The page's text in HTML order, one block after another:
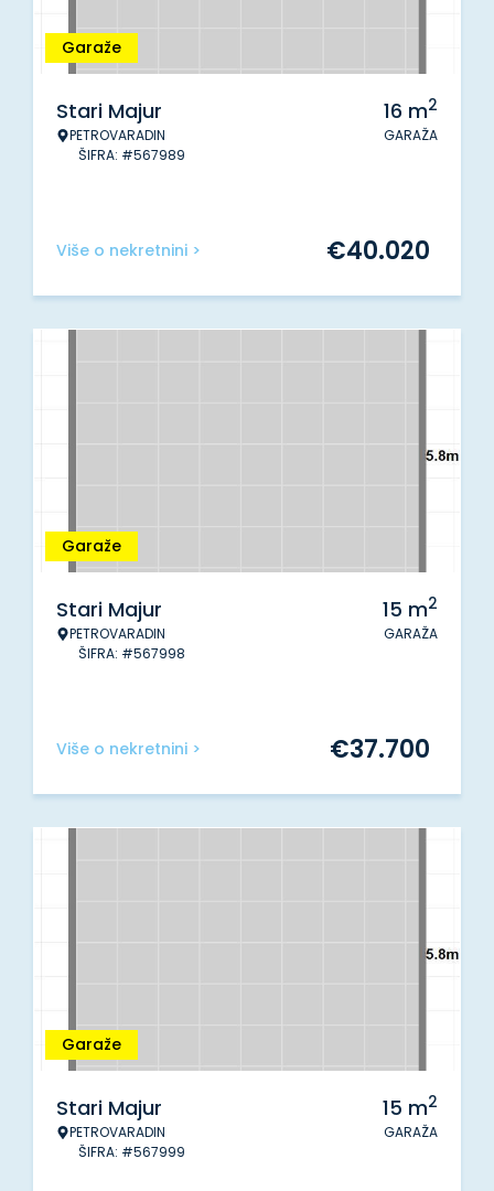
Garaže
Stari Majur
PETROVARADIN
ŠIFRA: #567989
16 m2
GARAŽA
Više o nekretnini > €40.020
Garaže
Stari Majur
PETROVARADIN
ŠIFRA: #567998
15 m2
GARAŽA
Više o nekretnini > €37.700
Garaže
Stari Majur
PETROVARADIN
ŠIFRA: #567999
15 m2
GARAŽA